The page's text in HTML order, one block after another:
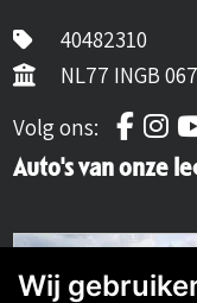
40482310
NL77 INGB
Volg ons:
Volg
Auto's van onze
Wij